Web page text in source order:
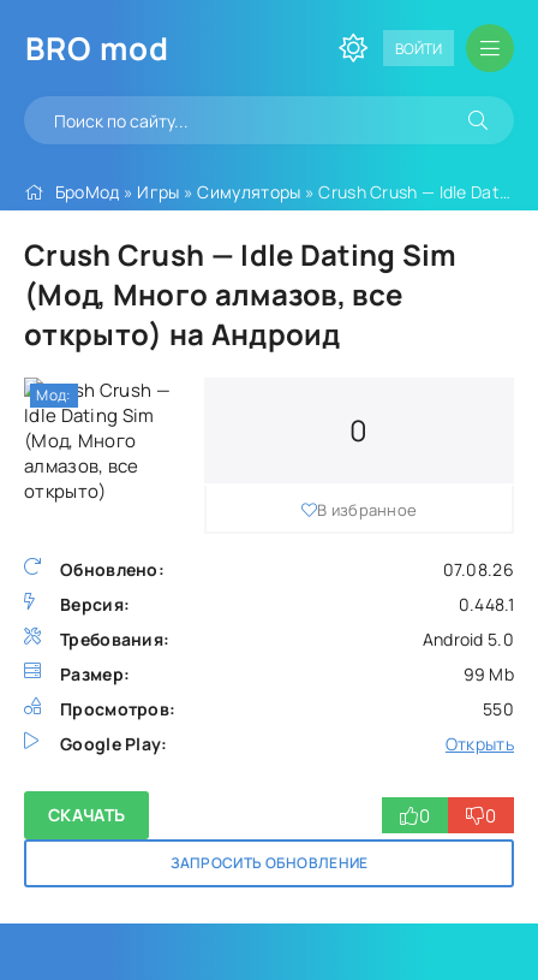
BRO mod ВОЙТИ
БроМод » Игры »Симуляторы » Crush Crush — Idle Dating Sim (Мод, Много алмазов, все открыто)
Crush Crush — Idle Dating Sim
(Мод, Много алмазов, все
открыто) на Андроид
Обновлено:
07.08.26
Версия:
0.448.1
Требования:
Android 5.0
Размер:
99 Mb
Просмотров:
550
Google Play:
Открыть
0
В избранное
СКАЧАТЬ
ЗАПРОСИТЬ ОБНОВЛЕНИЕ
0 0
Мод: